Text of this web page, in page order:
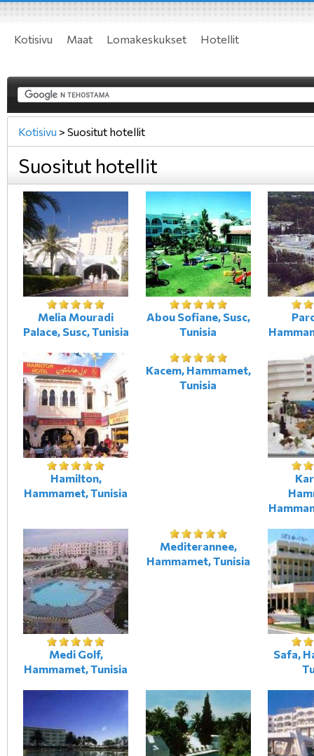
Kotisivu Maat Lomakeskukset Hotellit
Kotisivu > Suositut hotellit
Suositut hotellit
Melia Mouradi
Palace, Susc, Tunisia
Abou Sofiane, Susc,
Tunisia
Hamilton,
Hammamet, Tunisia
Kacem, Hammamet,
Tunisia
Medi Golf,
Hammamet, Tunisia
Mediterannee,
Hammamet, Tunisia
Safa,